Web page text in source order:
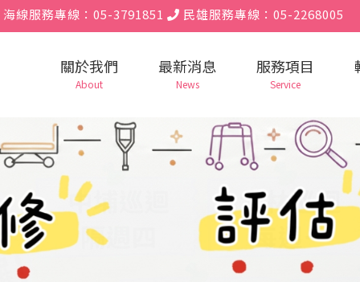
海線服務專線：05-3791851 民雄服務專線：05-2268005
關於我們
About
最新消息
News
服務項目
Service